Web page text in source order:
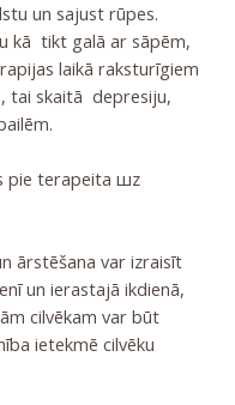
un sajust rūpes.
kā tikt galā ar sāpēm,
laikā raksturīgiem
tai skaitā depresiju,
pie terapeita шz
ārstēšana var izraisīt
un ierastajā ikdienā,
cilvēkam var būt
ietekmē cilvēku